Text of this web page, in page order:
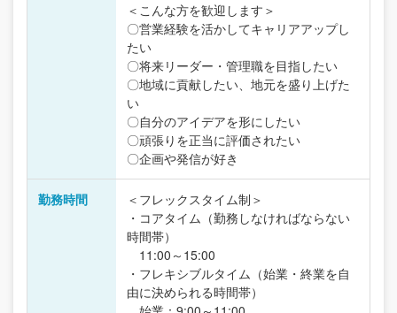
＜こんな方を歓迎します＞
〇営業経験を活かしてキャリアアップし
たい
〇将来リーダー・管理職を目指したい
〇地域に貢献したい、地元を盛り上げた
い
〇自分のアイデアを形にしたい
〇頑張りを正当に評価されたい
〇企画や発信が好き
勤務時間
＜フレックスタイム制＞
・コアタイム（勤務しなければならない
時間帯）
11:00～15:00
・フレキシブルタイム（始業・終業を自
由に決められる時間帯）